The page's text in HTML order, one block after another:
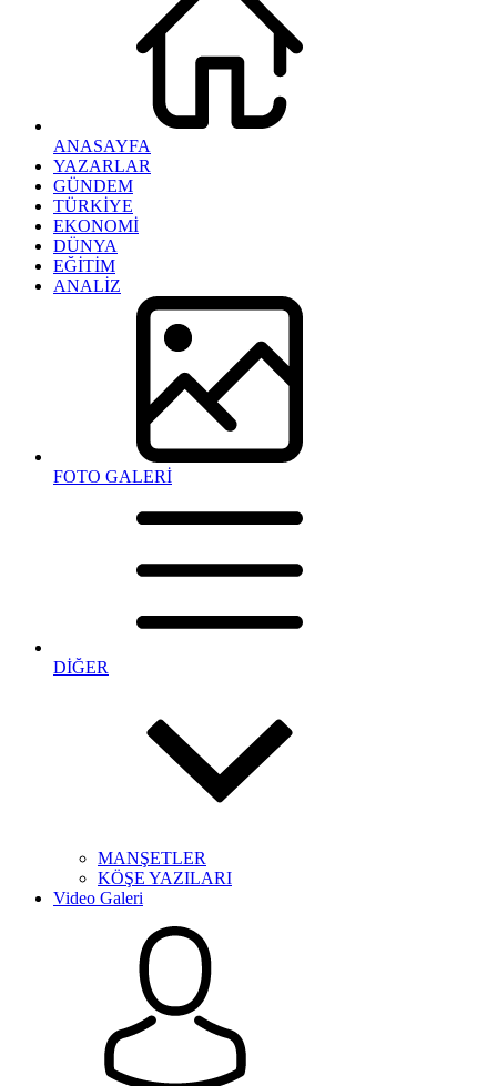
ANASAYFA
YAZARLAR
GÜNDEM
TÜRKİYE
EKONOMİ
DÜNYA
EĞİTİM
ANALİZ
FOTO GALERİ
DİĞER
MANŞETLER
KÖŞE YAZILARI
Video Galeri